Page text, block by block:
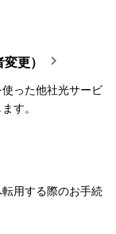
更） 
った他社光サービ
す。
転用する際のお手続